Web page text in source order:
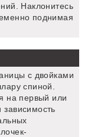
Наклонитесь
поднимая
с двойками
спиной.
на первый или